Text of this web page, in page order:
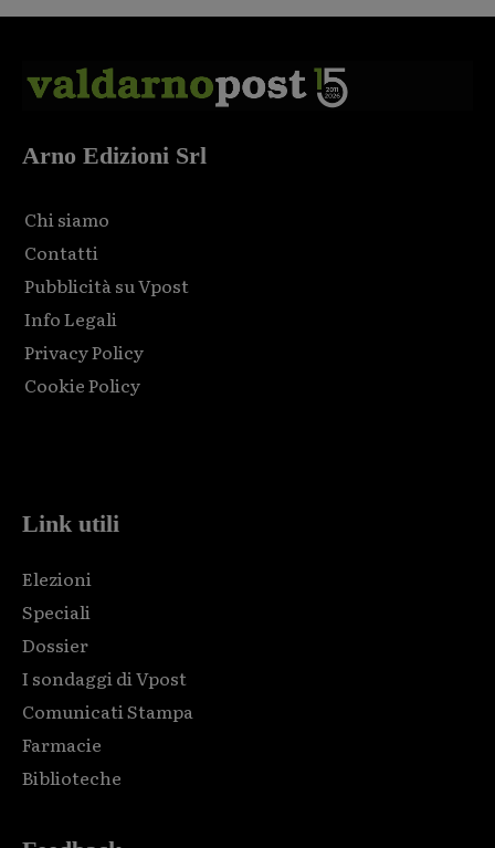
Arno Edizioni Srl
Chi siamo
Contatti
Pubblicità su Vpost
Info Legali
Privacy Policy
Cookie Policy
Link utili
Elezioni
Speciali
Dossier
I sondaggi di Vpost
Comunicati Stampa
Farmacie
Biblioteche